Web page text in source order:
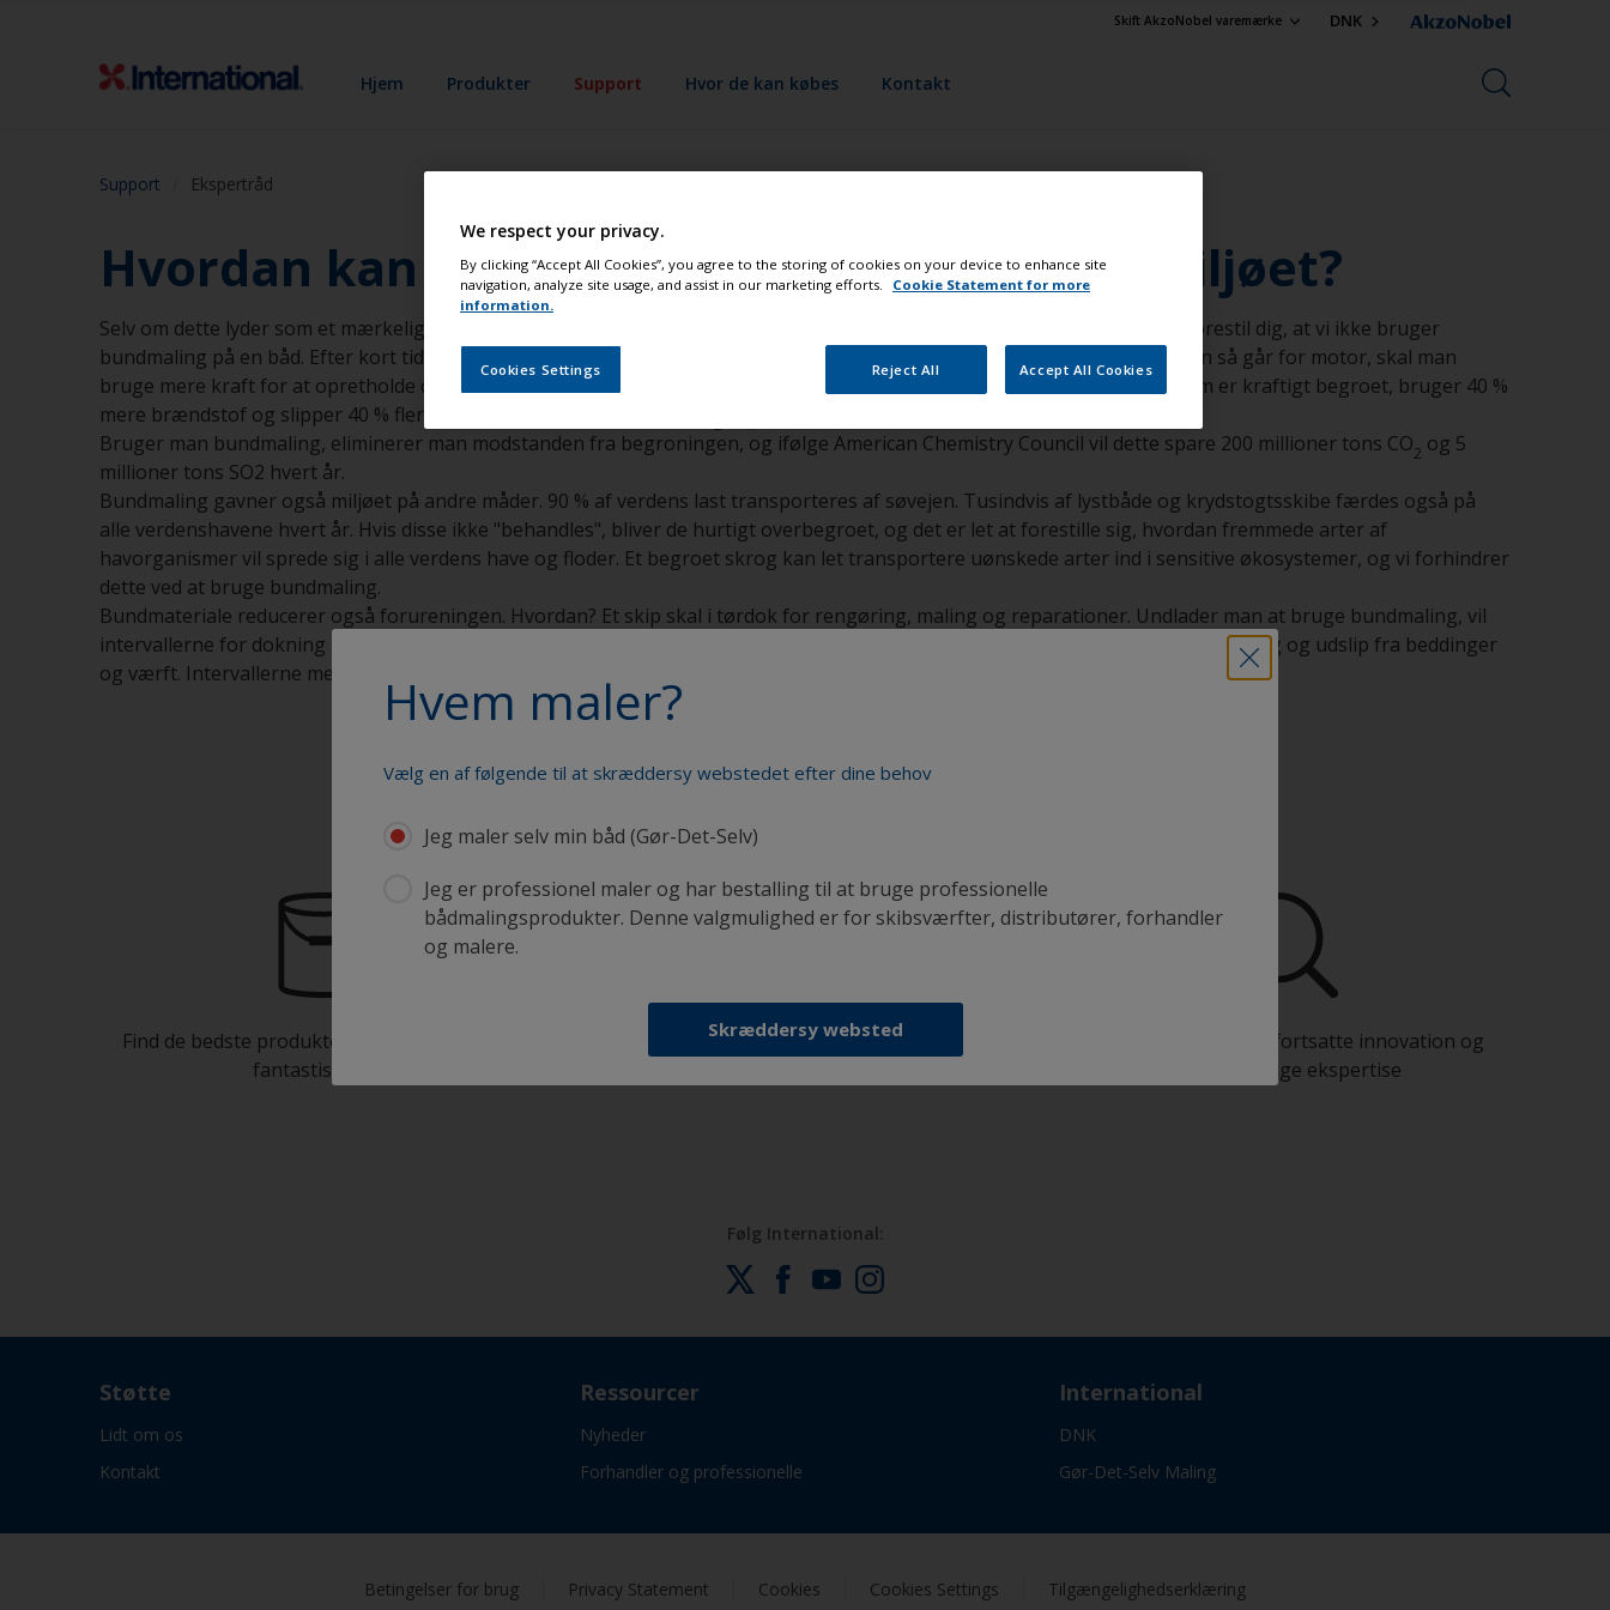
Skift AkzoNobel varemærke DNK
Hjem Produkter Support Hvor de kan købes Kontakt
Support Ekspertråd
Hvordan kan en bundmaling være god for miljøet?
Selv om dette lyder som et mærkeligt spørgsmål, så er der mange grunde til, at en bundmaling kan være god for miljøet. Forestil dig, at vi ikke bruger
bundmaling på en båd. Efter kort tid vil undervandskroget være overgroet med slim, alger, rur og muslingeskaller. Hvis man så går for motor, skal man
bruge mere kraft for at opretholde cruisefarten pga. modstanden fra begroningen på skroget. Det er bevist, at en båd, som er kraftigt begroet, bruger 40 %
mere brændstof og slipper 40 % flere drivhusgasser ud i form af (CO
2 x
Bruger man bundmaling, eliminerer man modstanden fra begroningen, og ifølge American Chemistry Council vil dette spare 200 millioner tons CO2 og 5
millioner tons SO2 hvert år.
Bundmaling gavner også miljøet på andre måder. 90 % af verdens last transporteres af søvejen. Tusindvis af lystbåde og krydstogtsskibe færdes også på
alle verdenshavene hvert år. Hvis disse ikke "behandles", bliver de hurtigt overbegroet, og det er let at forestille sig, hvordan fremmede arter af
havorganismer vil sprede sig i alle verdens have og floder. Et begroet skrog kan let transportere uønskede arter ind i sensitive økosystemer, og vi forhindrer
dette ved at bruge bundmaling.
Bundmateriale reducerer også forureningen. Hvordan? Et skip skal i tørdok for rengøring, maling og reparationer. Undlader man at bruge bundmaling, vil
intervallerne for dokning stige dramatisk, og intervallerne mellem dokning bliver væsentligt kortere. Dette fører til øget forurening og udslip fra beddinger
og værft. Intervallerne mellem dokning bliver længere og forureningen mindre ved at bruge bundmaling.
Hvem maler?
Vælg en af følgende til at skræddersy webstedet efter dine behov
Jeg maler selv min båd (Gør-Det-Selv)
Jeg er professionel maler og har bestalling til at bruge professionelle
bådmalingsprodukter. Denne valgmulighed er for skibsværfter, distributører, forhandler
og malere.
Skræddersy websted
Find de bedste produkter til at holde din båd i
fantastisk stand
Få al den support, du har brug for til at male med
Drag fordel af vores fortsatte innovation og
videnskabelige ekspertise
Følg International:
Støtte
Lidt om os
Kontakt
Ressourcer
Nyheder
Forhandler og professionelle
International
DNK
Gør-Det-Selv Maling
Betingelser for brug Privacy Statement Cookies Cookies Settings Tilgængelighedserklæring
We respect your privacy.
By clicking “Accept All Cookies”, you agree to the storing of cookies on your device to enhance site
navigation, analyze site usage, and assist in our marketing efforts.
Cookie Statement for more
information.
Cookies Settings Reject All Accept All Cookies